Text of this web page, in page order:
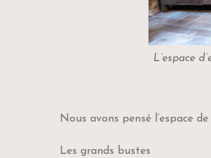
L’espace
Nous avons pensé l’espace
Les grands bustes